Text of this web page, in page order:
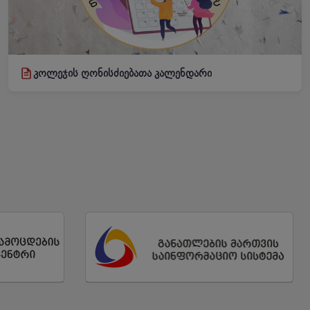
კოლეჯის ღონისძიებათა კალენდარი